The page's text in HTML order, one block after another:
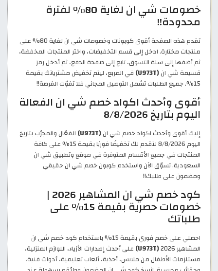
خصومات شي ان لغاية 80% لفترة
محدودة!!
تقدم هذه الصفحة أقوى كوبونات وخصومات شي ان لغاية 80% على
منتجات مختارة. ادخل إلى قسم التخفيضات، واختر المنتجات المخفضة،
ثم أضفها إلى سلة التسوق، تابع إلى صفحة الدفع، ثم أدخل رمز
قسيمة شي ان(U973T)
في المربع، ليتم تخفيض مشترياتك بقيمة
15%. جميع الطلبات تشمل التوصيل المجاني فلا تفوّت الفرصة!!
أقوى وأحدث اكواد خصم شي ان الفعالة
اليوم بتاريخ 8/8/2026
إليك أقوى وأحدث اكواد خصم شي ان(U973T)
الفعّال والمجرّب بتاريخ
اليوم 8/8/2026 لتقدم لك تخفيضًا فوريًا بقيمة 15% على كافة
المنتجات في جميع الأقسام المتوفرة في موقع وتطبيق شي ان
السعودية. تسوّق الآن واستخدم كوبون خصم شي ان حقيقي
ومضمون على طلبك!!
كود خصم شي ان المشاهير 2026 |
خصومات حصرية بقيمة 15% على
طلباتك
احصلي على خصم فوري بقيمة 15% باستخدام كود خصم شي ان
المشاهير 2026
(U973T)
على أحدث إصدارات الأزياء، اللوازم المنزلية،
مستلزمات الأطفال من ملابس، أحذية، ألعاب تعليمية، أدوات فنية،